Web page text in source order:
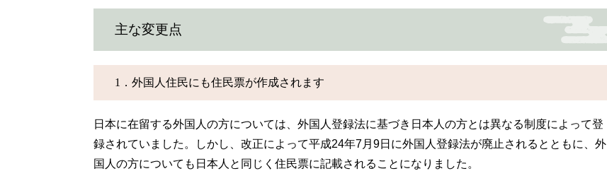
主な変更点
1．外国人住民にも住民票が作成されます
日本に在留する外国人の方については、外国人登録法に基づき日本人の方とは異なる制度によって登
録されていました。しかし、改正によって平成24年7月9日に外国人登録法が廃止されるとともに、外
国人の方についても日本人と同じく住民票に記載されることになりました。